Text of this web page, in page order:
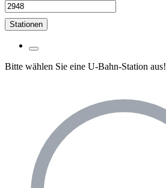
Stationen
Bitte wählen Sie eine U-Bahn-Station aus!